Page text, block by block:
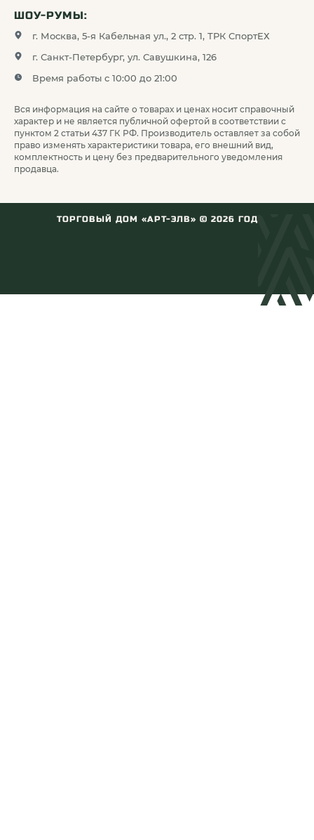
ШОУ-РУМЫ:
г. Москва, 5-я Кабельная ул., 2 стр. 1, ТРК СпортЕХ
г. Санкт-Петербург, ул. Савушкина, 126
Время работы с 10:00 до 21:00
Вся информация на сайте о товарах и ценах носит справочный
характер и не является публичной офертой в соответствии с
пунктом 2 статьи 437 ГК РФ. Производитель оставляет за собой
право изменять характеристики товара, его внешний вид,
комплектность и цену без предварительного уведомления
продавца.
ТОРГОВЫЙ ДОМ «АРТ-ЭЛВ» © 2026 ГОД